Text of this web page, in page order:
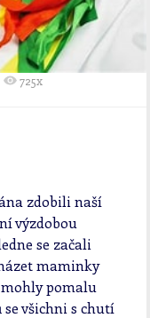
725x
zdobili naší
výzdobou
se začali
maminky
pomalu
všichni s chutí